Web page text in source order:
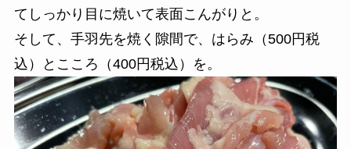
てしっかり目に焼いて表面こんがりと。
そして、手羽先を焼く隙間で、はらみ（500円税
込）とこころ（400円税込）を。